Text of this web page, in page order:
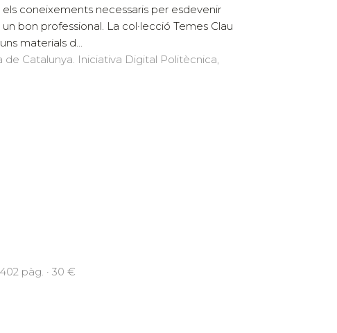
els coneixements necessaris per esdevenir
un bon professional. La col·lecció Temes Clau
materials d...
de Catalunya. Iniciativa Digital Politècnica,
pàg. · 30 €